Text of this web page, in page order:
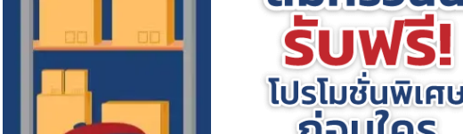
ยมนำมาใช้ดำเนินงานภายในคลังสินค้า ช่วยให้การเคลื่อนย้ายเป็นเรื่องง่ายสะพาน
กิโลกรัมเลยทีเดียว ระบบสะพานพาดผลิตจากอลูมิเนียมที่แข็งแรงหรือไฟเบอร์
ช้คนยกก็ได้